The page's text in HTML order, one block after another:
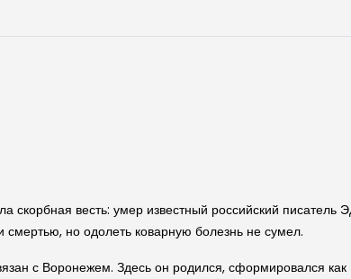
скорбная весть: умер известный российский
но одолеть коварную болезнь не сумел.
с Воронежем. Здесь он родился, сформировался как